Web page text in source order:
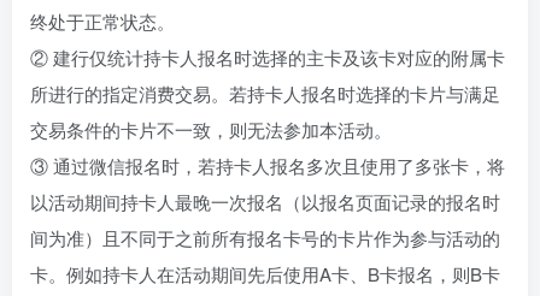
终处于正常状态。
② 建行仅统计持卡人报名时选择的主卡及该卡对应的附属卡
所进行的指定消费交易。若持卡人报名时选择的卡片与满足
交易条件的卡片不一致，则无法参加本活动。
③ 通过微信报名时，若持卡人报名多次且使用了多张卡，将
以活动期间持卡人最晚一次报名（以报名页面记录的报名时
间为准）且不同于之前所有报名卡号的卡片作为参与活动的
卡。例如持卡人在活动期间先后使用A卡、B卡报名，则B卡